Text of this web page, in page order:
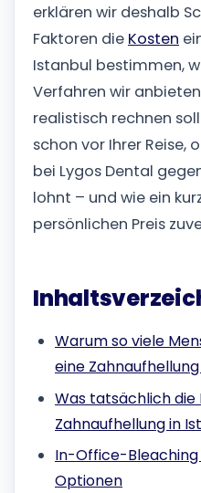
erklären wir deshalb
Faktoren die Kosten
Istanbul bestimmen,
Verfahren wir
realistisch rechnen
schon vor Ihrer Reise,
bei Lygos Dental
lohnt – und wie ein
persönlichen Preis
Warum so viele
eine
Was tatsächlich die
Zahnaufhellung in
In-Office-
Optionen